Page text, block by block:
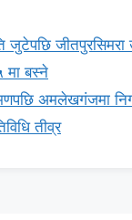
जुटेपछि जीतपुरसिमरा
मा बस्ने
अमलेखगंजमा
तीव्र